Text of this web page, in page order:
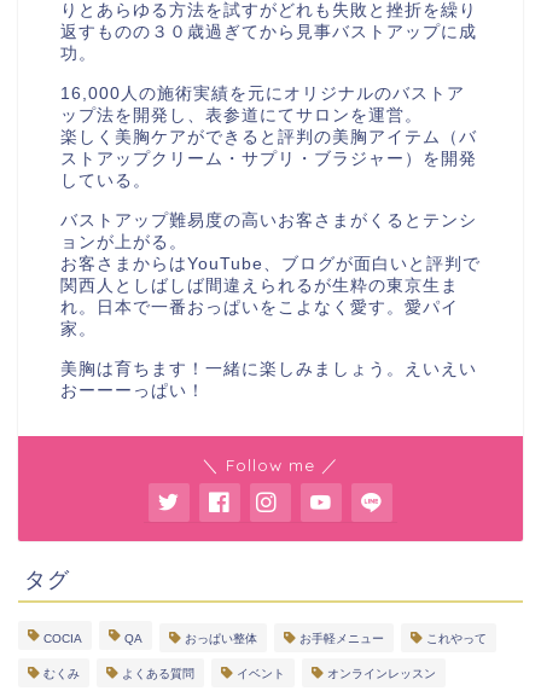
りとあらゆる方法を試すがどれも失敗と挫折を繰り
返すものの３０歳過ぎてから見事バストアップに成
功。
16,000人の施術実績を元にオリジナルのバストア
ップ法を開発し、表参道にてサロンを運営。
楽しく美胸ケアができると評判の美胸アイテム（バ
ストアップクリーム・サプリ・ブラジャー）を開発
している。
バストアップ難易度の高いお客さまがくるとテンシ
ョンが上がる。
お客さまからはYouTube、ブログが面白いと評判で
関西人としばしば間違えられるが生粋の東京生ま
れ。日本で一番おっぱいをこよなく愛す。愛パイ
家。
美胸は育ちます！一緒に楽しみましょう。えいえい
おーーーっぱい！
＼ Follow me ／
タグ
COCIA QA おっぱい整体 お手軽メニュー これやって
むくみ よくある質問 イベント オンラインレッスン